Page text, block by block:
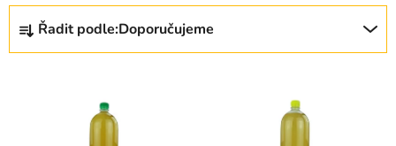
Ř
z
Řadit podle:Doporučujeme